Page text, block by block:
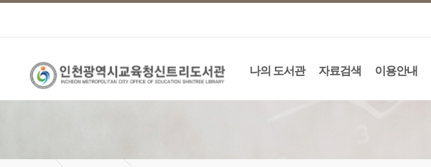
나의 도서관 자료검색 이용안내